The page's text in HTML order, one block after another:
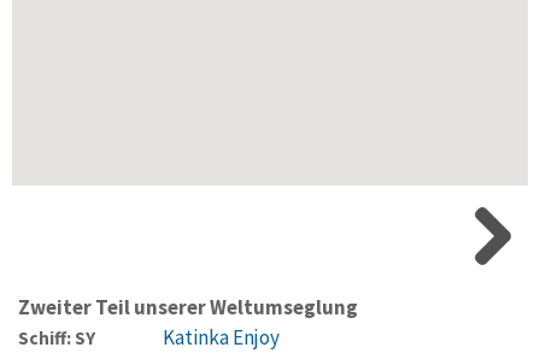
Zweiter Teil unserer Weltumseglung
Schiff: SY Katinka Enjoy